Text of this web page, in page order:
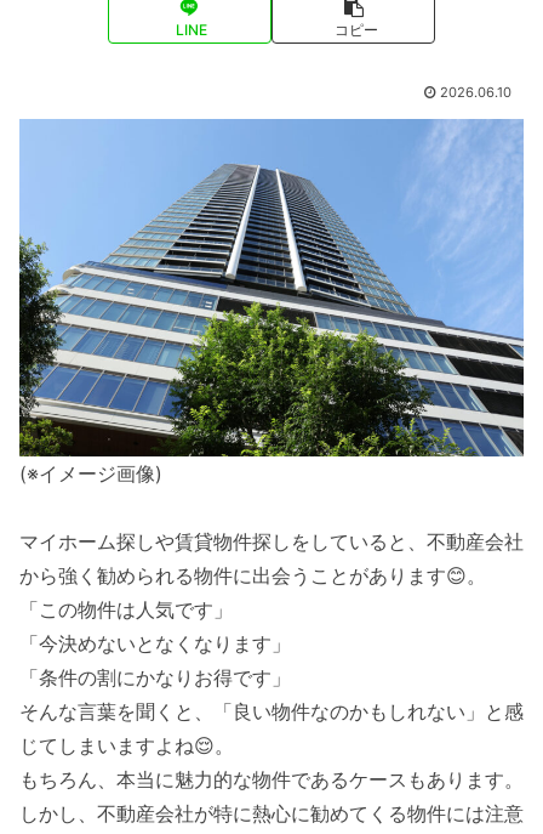
LINE コピー
2026.06.10
(※イメージ画像)
マイホーム探しや賃貸物件探しをしていると、不動産会社
から強く勧められる物件に出会うことがあります😊。
「この物件は人気です」
「今決めないとなくなります」
「条件の割にかなりお得です」
そんな言葉を聞くと、「良い物件なのかもしれない」と感
じてしまいますよね😌。
もちろん、本当に魅力的な物件であるケースもあります。
しかし、不動産会社が特に熱心に勧めてくる物件には注意